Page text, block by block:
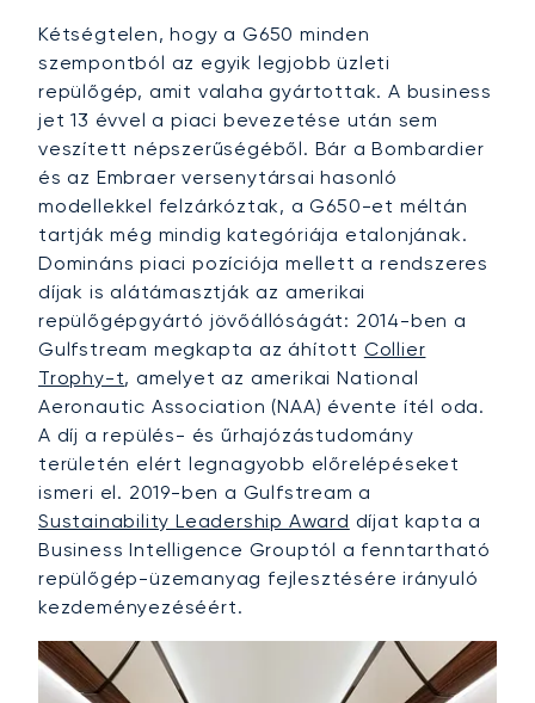
Kétségtelen, hogy a G650 minden
szempontból az egyik legjobb üzleti
repülőgép, amit valaha gyártottak. A business
jet 13 évvel a piaci bevezetése után sem
veszített népszerűségéből. Bár a Bombardier
és az Embraer versenytársai hasonló
modellekkel felzárkóztak, a G650-et méltán
tartják még mindig kategóriája etalonjának.
Domináns piaci pozíciója mellett a rendszeres
díjak is alátámasztják az amerikai
repülőgépgyártó jövőállóságát: 2014-ben a
Gulfstream megkapta az áhított Collier
Trophy-t, amelyet az amerikai National
Aeronautic Association (NAA) évente ítél oda.
A díj a repülés- és űrhajózástudomány
területén elért legnagyobb előrelépéseket
ismeri el. 2019-ben a Gulfstream a
Sustainability Leadership Award díjat kapta a
Business Intelligence Grouptól a fenntartható
repülőgép-üzemanyag fejlesztésére irányuló
kezdeményezéséért.